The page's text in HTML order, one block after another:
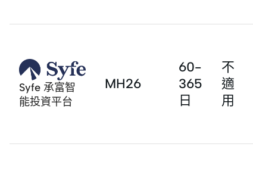
Syfe 承富智
能投資平台
MH26
60-
365
日
不
適
用